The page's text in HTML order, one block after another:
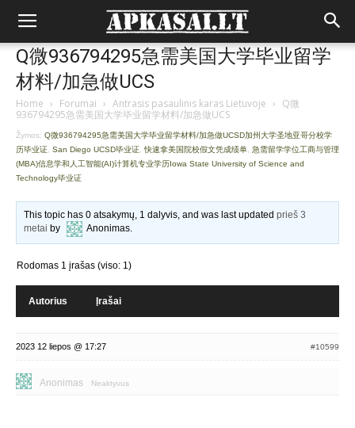
Q微936794295急需美国大学毕业留学
材料/加急做UCS
Home › Forumai › Antrasis pasaulinis karas Lietuvoje › Q微
936794295急需美国大学毕业留学材料/加急做UCS
Žymos: Q微936794295急需美国大学毕业留学材料/加急做UCSD加州大学圣地亚哥分校学
历毕业证 San Diego UCSD毕业证 快速拿美国院校假文凭成绩单 急需留学学位工商与管理
(MBA)信息学和人工智能(AI)计算机专业学历Iowa State University of Science and
Technology毕业证
This topic has 0 atsakymų, 1 dalyvis, and was last updatedprieš 3
metai by Anonimas.
Rodomas 1 įrašas (viso: 1)
Autorius Įrašai
2023 12 liepos @ 17:27 #10599
Anonimas Neaktyvus